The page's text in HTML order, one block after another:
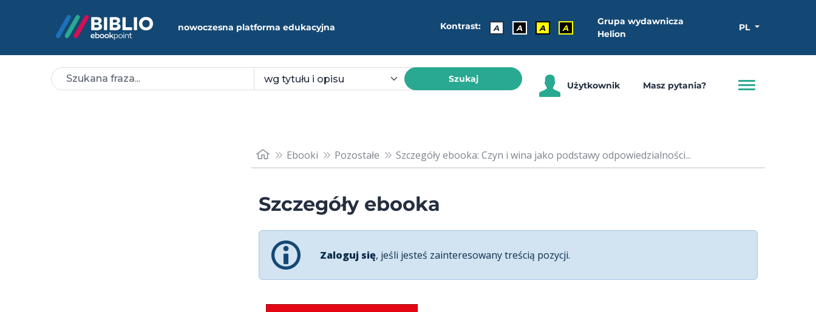
nowoczesna platforma edukacyjna Kontrast: A A A A
Grupa wydawnicza
Helion
PL
Szukaj
Użytkownik Masz pytania?
Ebooki Pozostałe Szczegóły ebooka: Czyn i wina jako podstawy odpowiedzialności...
Szczegóły ebooka
Zaloguj się, jeśli jesteś zainteresowany treścią pozycji.